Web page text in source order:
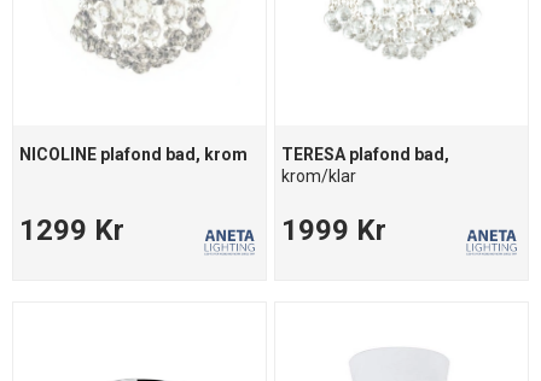
NICOLINE plafond bad, krom
1299 Kr
TERESA plafond bad,
krom/klar
1999 Kr